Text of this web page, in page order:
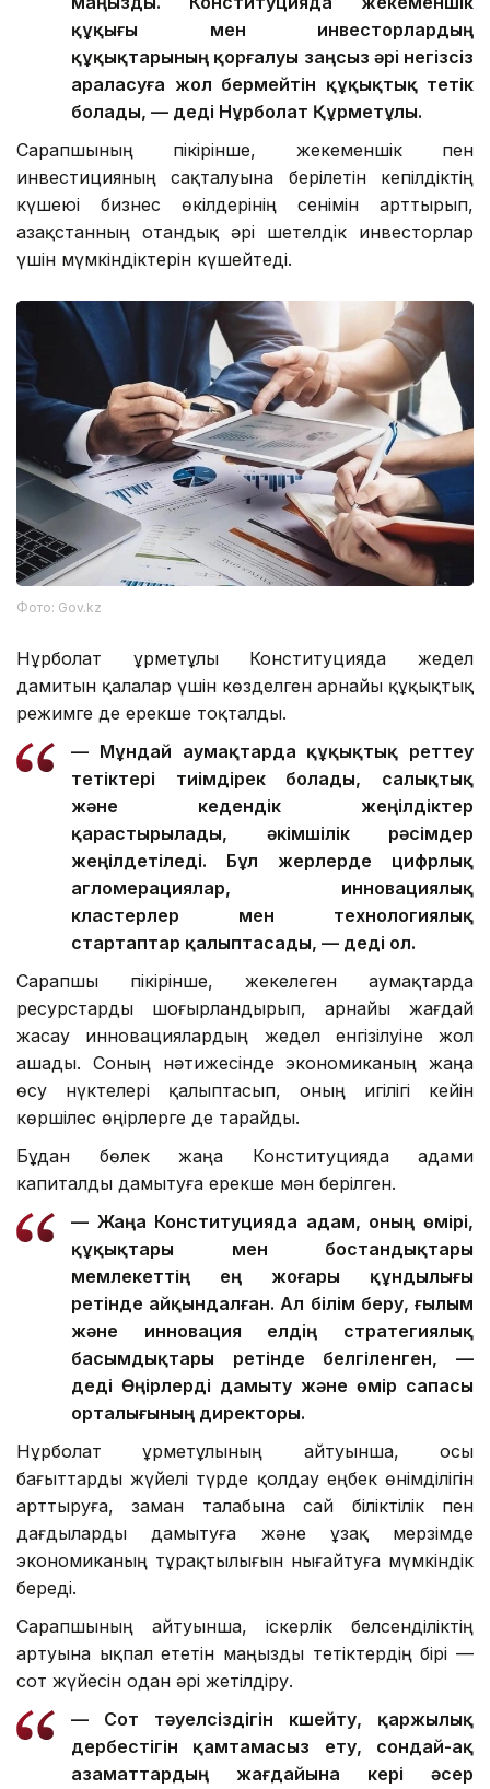
құқығы мен инвесторлардың
құқықтарының қорғалуы заңсыз әрі негізсіз
араласуға жол бермейтін құқықтық тетік
болады, — деді Нұрболат Құрметұлы.
Сарапшының пікірінше, жекеменшік пен
инвестицияның сақталуына берілетін кепілдіктің
күшеюі бизнес өкілдерінің сенімін арттырып,
Қазақстанның отандық әрі шетелдік инвесторлар
үшін мүмкіндіктерін күшейтеді.
Фото: Gov.kz
Нұрболат Құрметұлы Конституцияда жедел
дамитын қалалар үшін көзделген арнайы құқықтық
режимге де ерекше тоқталды.
— Мұндай аумақтарда құқықтық реттеу
тетіктері тиімдірек болады, салықтық
және кедендік жеңілдіктер
қарастырылады, әкімшілік рәсімдер
жеңілдетіледі. Бұл жерлерде цифрлық
агломерациялар, инновациялық
кластерлер мен технологиялық
стартаптар қалыптасады, — деді ол.
Сарапшы пікірінше, жекелеген аумақтарда
ресурстарды шоғырландырып, арнайы жағдай
жасау инновациялардың жедел енгізілуіне жол
ашады. Соның нәтижесінде экономиканың жаңа
өсу нүктелері қалыптасып, оның игілігі кейін
көршілес өңірлерге де тарайды.
Бұдан бөлек жаңа Конституцияда адами
капиталды дамытуға ерекше мән берілген.
— Жаңа Конституцияда адам, оның өмірі,
құқықтары мен бостандықтары
мемлекеттің ең жоғары құндылығы
ретінде айқындалған. Ал білім беру, ғылым
және инновация елдің стратегиялық
басымдықтары ретінде белгіленген, —
деді Өңірлерді дамыту және өмір сапасы
орталығының директоры.
Нұрболат Құрметұлының айтуынша, осы
бағыттарды жүйелі түрде қолдау еңбек өнімділігін
арттыруға, заман талабына сай біліктілік пен
дағдыларды дамытуға және ұзақ мерзімде
экономиканың тұрақтылығын нығайтуға мүмкіндік
береді.
Сарапшының айтуынша, іскерлік белсенділіктің
артуына ықпал ететін маңызды тетіктердің бірі —
сот жүйесін одан әрі жетілдіру.
— Сот тәуелсіздігін күшейту, қаржылық
дербестігін қамтамасыз ету, сондай-ақ
азаматтардың жағдайына кері әсер